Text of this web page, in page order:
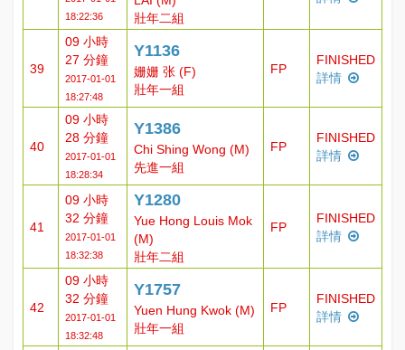
18:22:36
壯年二組
39
09 小時
27 分鐘
2017-01-01
18:27:48
Y1136
姗姗 张 (F)
壯年一組
FP
FINISHED
詳情
40
09 小時
28 分鐘
2017-01-01
18:28:34
Y1386
Chi Shing Wong (M)
先進一組
FP
FINISHED
詳情
41
09 小時
32 分鐘
2017-01-01
18:32:38
Y1280
Yue Hong Louis Mok
(M)
壯年二組
FP
FINISHED
詳情
42
09 小時
32 分鐘
2017-01-01
18:32:48
Y1757
Yuen Hung Kwok (M)
壯年一組
FP
FINISHED
詳情